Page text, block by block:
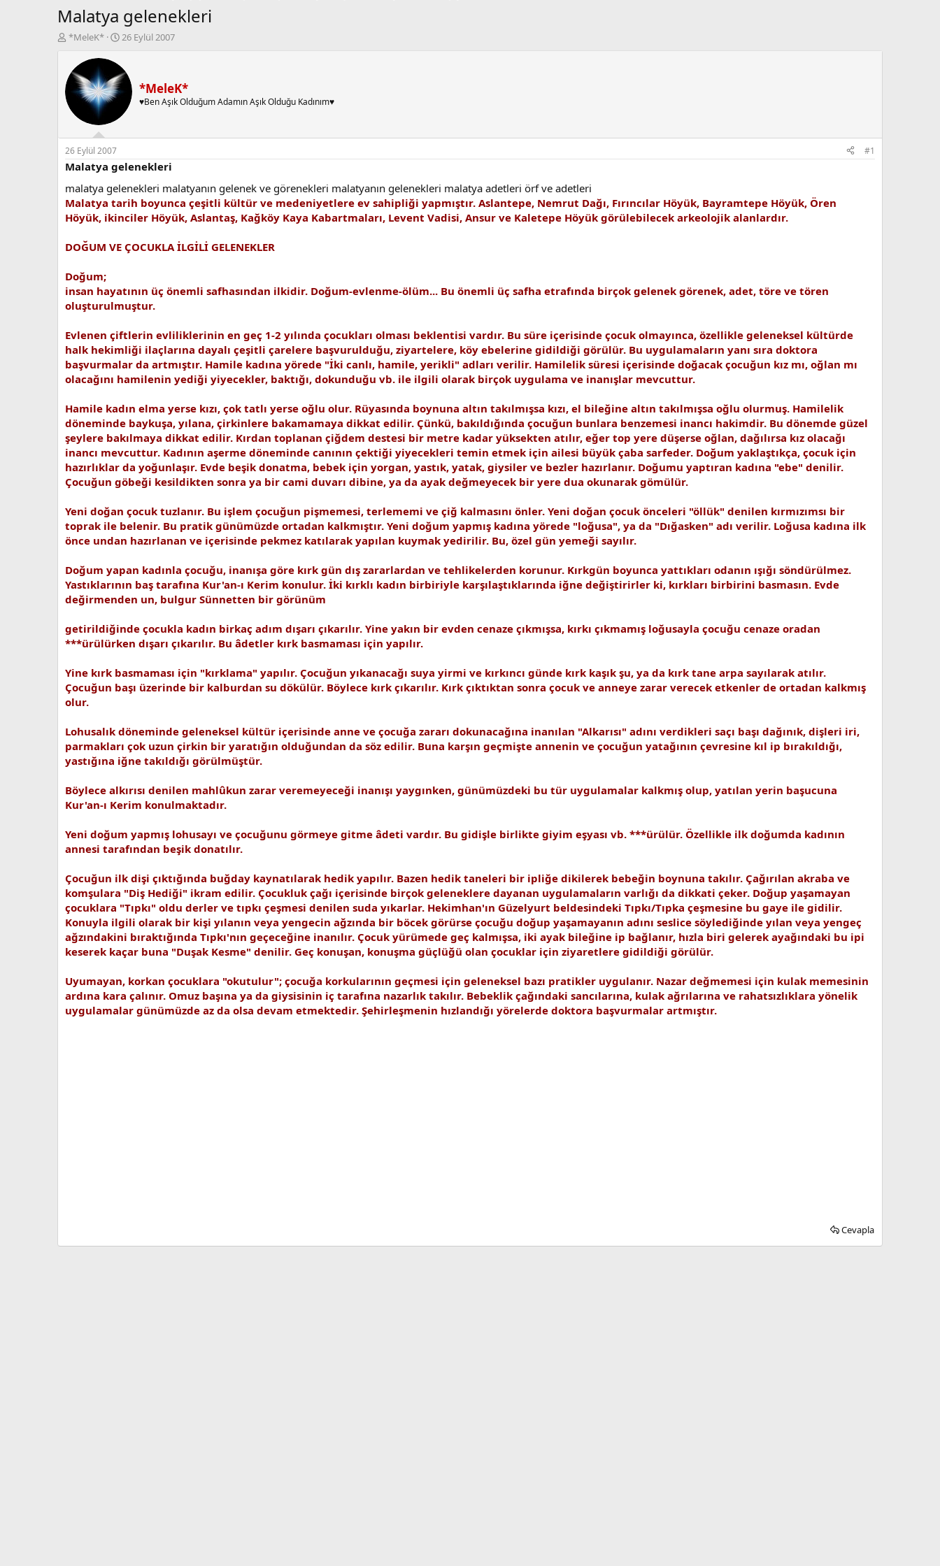
Malatya gelenekleri
K
b
u
a
ş
l
a
t
a
n
*MeleK*
B
l
g
ç
a
r
i
h
26 Eylül 2007
*MeleK*
♥Ben Aşık Olduğum Adamın Aşık Olduğu Kadınım♥
26 Eylül 2007 #1
Malatya gelenekleri
malatya gelenekleri malatyanın gelenek ve görenekleri malatyanın gelenekleri malatya adetleri örf ve adetleri
Malatya tarih boyunca çeşitli kültür ve medeniyetlere ev sahipliği yapmıştır. Aslantepe, Nemrut Dağı, Fırıncılar Höyük, Bayramtepe Höyük, Ören
Höyük, ikinciler Höyük, Aslantaş, Kağköy Kaya Kabartmaları, Levent Vadisi, Ansur ve Kaletepe Höyük görülebilecek arkeolojik alanlardır.
DOĞUM VE ÇOCUKLA İLGİLİ GELENEKLER
Doğum;
insan hayatının üç önemli safhasından ilkidir. Doğum-evlenme-ölüm... Bu önemli üç safha etrafında birçok gelenek görenek, adet, töre ve tören
oluşturulmuştur.
Evlenen çiftlerin evliliklerinin en geç 1-2 yılında çocukları olması beklentisi vardır. Bu süre içerisinde çocuk olmayınca, özellikle geleneksel kültürde
halk hekimliği ilaçlarına dayalı çeşitli çarelere başvurulduğu, ziyartelere, köy ebelerine gidildiği görülür. Bu uygulamaların yanı sıra doktora
başvurmalar da artmıştır. Hamile kadına yörede "İki canlı, hamile, yerikli" adları verilir. Hamilelik süresi içerisinde doğacak çocuğun kız mı, oğlan mı
olacağını hamilenin yediği yiyecekler, baktığı, dokunduğu vb. ile ilgili olarak birçok uygulama ve inanışlar mevcuttur.
Hamile kadın elma yerse kızı, çok tatlı yerse oğlu olur. Rüyasında boynuna altın takılmışsa kızı, el bileğine altın takılmışsa oğlu olurmuş. Hamilelik
döneminde baykuşa, yılana, çirkinlere bakamamaya dikkat edilir. Çünkü, bakıldığında çocuğun bunlara benzemesi inancı hakimdir. Bu dönemde güzel
şeylere bakılmaya dikkat edilir. Kırdan toplanan çiğdem destesi bir metre kadar yüksekten atılır, eğer top yere düşerse oğlan, dağılırsa kız olacağı
inancı mevcuttur. Kadının aşerme döneminde canının çektiği yiyecekleri temin etmek için ailesi büyük çaba sarfeder. Doğum yaklaştıkça, çocuk için
hazırlıklar da yoğunlaşır. Evde beşik donatma, bebek için yorgan, yastık, yatak, giysiler ve bezler hazırlanır. Doğumu yaptıran kadına "ebe" denilir.
Çocuğun göbeği kesildikten sonra ya bir cami duvarı dibine, ya da ayak değmeyecek bir yere dua okunarak gömülür.
Yeni doğan çocuk tuzlanır. Bu işlem çocuğun pişmemesi, terlememi ve çiğ kalmasını önler. Yeni doğan çocuk önceleri "öllük" denilen kırmızımsı bir
toprak ile belenir. Bu pratik günümüzde ortadan kalkmıştır. Yeni doğum yapmış kadına yörede "loğusa", ya da "Dığasken" adı verilir. Loğusa kadına ilk
önce undan hazırlanan ve içerisinde pekmez katılarak yapılan kuymak yedirilir. Bu, özel gün yemeği sayılır.
Doğum yapan kadınla çocuğu, inanışa göre kırk gün dış zararlardan ve tehlikelerden korunur. Kırkgün boyunca yattıkları odanın ışığı söndürülmez.
Yastıklarının baş tarafına Kur'an-ı Kerim konulur. İki kırklı kadın birbiriyle karşılaştıklarında iğne değiştirirler ki, kırkları birbirini basmasın. Evde
değirmenden un, bulgur Sünnetten bir görünüm
getirildiğinde çocukla kadın birkaç adım dışarı çıkarılır. Yine yakın bir evden cenaze çıkmışsa, kırkı çıkmamış loğusayla çocuğu cenaze oradan
***ürülürken dışarı çıkarılır. Bu âdetler kırk basmaması için yapılır.
Yine kırk basmaması için "kırklama" yapılır. Çocuğun yıkanacağı suya yirmi ve kırkıncı günde kırk kaşık şu, ya da kırk tane arpa sayılarak atılır.
Çocuğun başı üzerinde bir kalburdan su dökülür. Böylece kırk çıkarılır. Kırk çıktıktan sonra çocuk ve anneye zarar verecek etkenler de ortadan kalkmış
olur.
Lohusalık döneminde geleneksel kültür içerisinde anne ve çocuğa zararı dokunacağına inanılan "Alkarısı" adını verdikleri saçı başı dağınık, dişleri iri,
parmakları çok uzun çirkin bir yaratığın olduğundan da söz edilir. Buna karşın geçmişte annenin ve çocuğun yatağının çevresine kıl ip bırakıldığı,
yastığına iğne takıldığı görülmüştür.
Böylece alkırısı denilen mahlûkun zarar veremeyeceği inanışı yaygınken, günümüzdeki bu tür uygulamalar kalkmış olup, yatılan yerin başucuna
Kur'an-ı Kerim konulmaktadır.
Yeni doğum yapmış lohusayı ve çocuğunu görmeye gitme âdeti vardır. Bu gidişle birlikte giyim eşyası vb. ***ürülür. Özellikle ilk doğumda kadının
annesi tarafından beşik donatılır.
Çocuğun ilk dişi çıktığında buğday kaynatılarak hedik yapılır. Bazen hedik taneleri bir ipliğe dikilerek bebeğin boynuna takılır. Çağırılan akraba ve
komşulara "Diş Hediği" ikram edilir. Çocukluk çağı içerisinde birçok geleneklere dayanan uygulamaların varlığı da dikkati çeker. Doğup yaşamayan
çocuklara "Tıpkı" oldu derler ve tıpkı çeşmesi denilen suda yıkarlar. Hekimhan'ın Güzelyurt beldesindeki Tıpkı/Tıpka çeşmesine bu gaye ile gidilir.
Konuyla ilgili olarak bir kişi yılanın veya yengecin ağzında bir böcek görürse çocuğu doğup yaşamayanın adını seslice söylediğinde yılan veya yengeç
ağzındakini bıraktığında Tıpkı'nın geçeceğine inanılır. Çocuk yürümede geç kalmışsa, iki ayak bileğine ip bağlanır, hızla biri gelerek ayağındaki bu ipi
keserek kaçar buna "Duşak Kesme" denilir. Geç konuşan, konuşma güçlüğü olan çocuklar için ziyaretlere gidildiği görülür.
Uyumayan, korkan çocuklara "okutulur"; çocuğa korkularının geçmesi için geleneksel bazı pratikler uygulanır. Nazar değmemesi için kulak memesinin
ardına kara çalınır. Omuz başına ya da giysisinin iç tarafına nazarlık takılır. Bebeklik çağındaki sancılarına, kulak ağrılarına ve rahatsızlıklara yönelik
uygulamalar günümüzde az da olsa devam etmektedir. Şehirleşmenin hızlandığı yörelerde doktora başvurmalar artmıştır.
Cevapla